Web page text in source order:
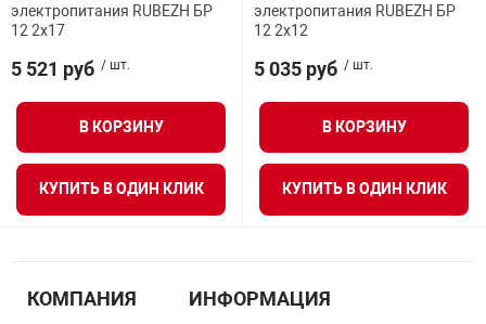
электропитания RUBEZH БР
12 2х17
5 521 руб / шт.
В КОРЗИНУ
КУПИТЬ В ОДИН КЛИК
электропитания RUBEZH БР
12 2х12
5 035 руб / шт.
В КОРЗИНУ
КУПИТЬ В ОДИН КЛИК
КОМПАНИЯ ИНФОРМАЦИЯ